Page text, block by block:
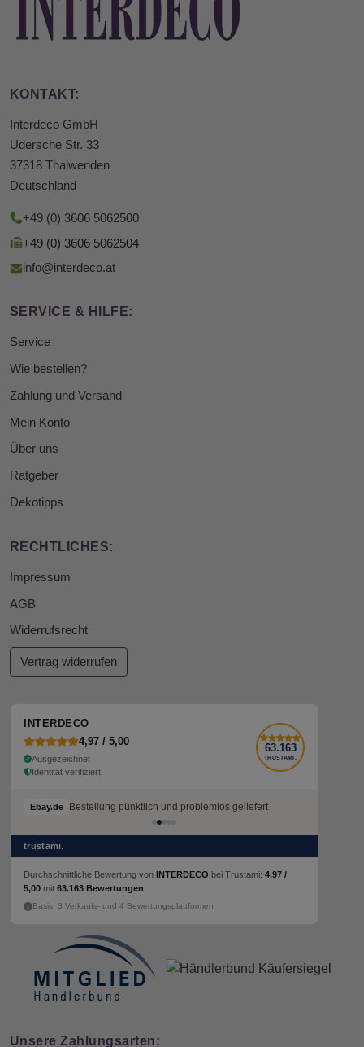
KONTAKT:
Interdeco GmbH
Udersche Str. 33
37318 Thalwenden
Deutschland
+49 (0) 3606 5062500
+49 (0) 3606 5062504
info@interdeco.at
SERVICE & HILFE:
Service
Wie bestellen?
Zahlung und Versand
Mein Konto
Über uns
Ratgeber
Dekotipps
RECHTLICHES:
Impressum
AGB
Widerrufsrecht
Vertrag widerrufen
INTERDECO
4,97 / 5,00
Ausgezeichnet
Identität verifiziert
63.163
TRUSTAMI.
Ebay.de Bestellung pünktlich und problemlos geliefert
trustami.
Durchschnittliche Bewertung von INTERDECO bei Trustami: 4,97 /
5,00 mit 63.163 Bewertungen
Basis: 3 Verkaufs- und 4 Bewertungsplattformen
Unsere Zahlungsarten: